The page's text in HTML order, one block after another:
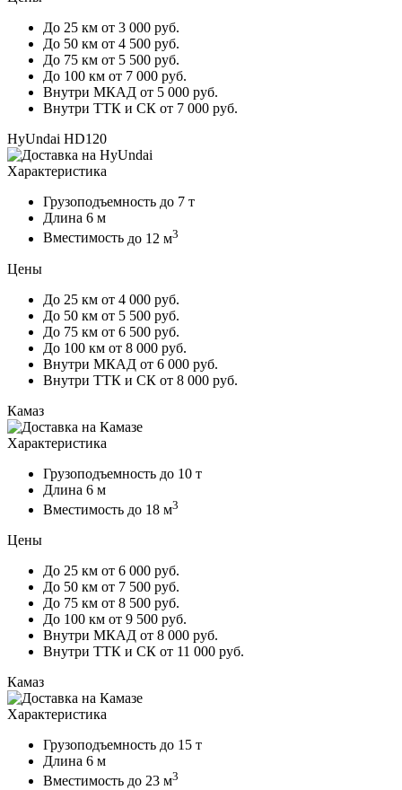
До 25 км от 3 000 руб.
До 50 км от 4 500 руб.
До 75 км от 5 500 руб.
До 100 км от 7 000 руб.
Внутри МКАД от 5 000 руб.
Внутри ТТК и СК от 7 000 руб.
HyUndai HD120
Характеристика
Грузоподъемность до 7 т
Длина 6 м
Вместимость до 12 м3
Цены
До 25 км от 4 000 руб.
До 50 км от 5 500 руб.
До 75 км от 6 500 руб.
До 100 км от 8 000 руб.
Внутри МКАД от 6 000 руб.
Внутри ТТК и СК от 8 000 руб.
Камаз
Характеристика
Грузоподъемность до 10 т
Длина 6 м
Вместимость до 18 м3
Цены
До 25 км от 6 000 руб.
До 50 км от 7 500 руб.
До 75 км от 8 500 руб.
До 100 км от 9 500 руб.
Внутри МКАД от 8 000 руб.
Внутри ТТК и СК от 11 000 руб.
Камаз
Характеристика
Грузоподъемность до 15 т
Длина 6 м
Вместимость до 23 м3